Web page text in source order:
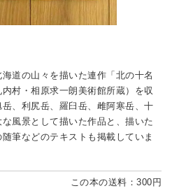
道の山々を描いた連作「北の十名
村・相原求一朗美術館所蔵）を収
、利尻岳、羅臼岳、雌阿寒岳、十
風景として描いた作品と、描いた
筆などのテキストも掲載していま
この本の送料：300円